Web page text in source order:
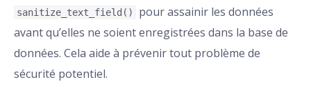
sanitize_text_field()
pour assainir les données
avant qu’elles ne soient enregistrées dans la base de
données. Cela aide à prévenir tout problème de
sécurité potentiel.